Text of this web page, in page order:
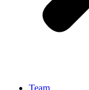
Team